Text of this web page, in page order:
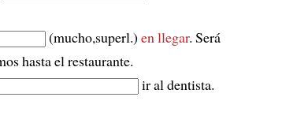
(mucho,superl.) en llegar. Será
hasta el restaurante.
ir al dentista.